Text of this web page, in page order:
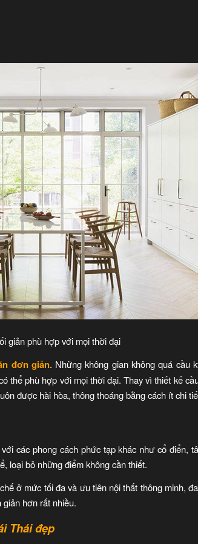
giản phù hợp với mọi thời đại
đơn giản. Những không gian không quá cầu
thể phù hợp với mọi thời đại. Thay vì thiết kế
được hài hòa, thông thoáng bằng cách ít chi
các phong cách phức tạp khác như cổ điển,
loại bỏ những điểm không cần thiết.
ở mức tối đa và ưu tiên nội thất thông minh,
hơn rất nhiều.
Thái đẹp